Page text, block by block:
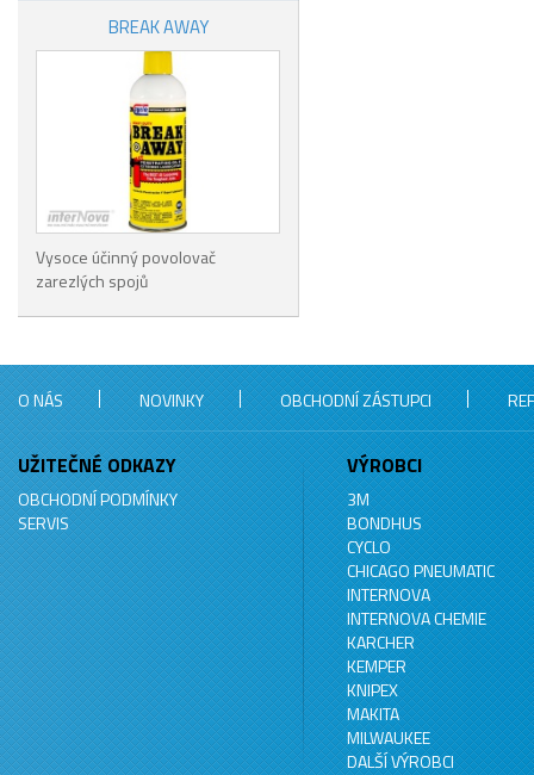
BREAK AWAY
Vysoce účinný povolovač
zarezlých spojů
O NÁS NOVINKY OBCHODNÍ ZÁSTUPCI
UŽITEČNÉ ODKAZY
OBCHODNÍ PODMÍNKY
SERVIS
VÝROBCI
3M
BONDHUS
CYCLO
CHICAGO PNEUMATIC
INTERNOVA
INTERNOVA CHEMIE
KARCHER
KEMPER
KNIPEX
MAKITA
MILWAUKEE
DALŠÍ VÝROBCI